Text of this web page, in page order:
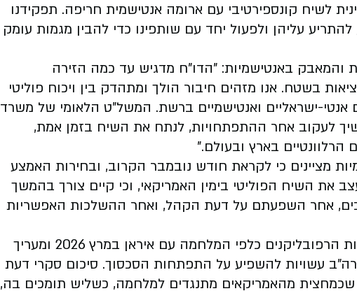
לשיח קונספירטיבי עם ארומה אנטישמית חריפה. תפקידנו
עליהן ולפעול יחד עם שותפינו כדי להבין מגמות עומק
והמאבק באנטישמיות: "הדו"ח מדגיש עד כמה הזירה
בשטח. אנו מזהים חיבור הולך ומתהדק בין ויכוח פוליטי
אנטי-ישראליים ואנטישמיים ברשת. המשל"ט הלאומי של משרד
לעקוב אחר ההתפתחויות, לנתח את השיח בזמן אמת,
הרלוונטיים בארץ ובעולם."
מציינים כי לקראת חודש נובמבר הקרוב, ובחירות האמצע
את השיח הפוליטי בימין האמריקאי, וכי קיים צורך בהמשך
אחר השפעתם על דעת הקהל, ואחר ההשלכות האפשריות
עיקר המחקר: הדו"ח מנתח את עמדות הרפובליקנים כלפי המלחמה עם איראן במרץ 2026 ומעריך
עשויות להשפיע על התפתחות הסכסוך. סיכום סקרי דעת
מהאמריקאים מתנגדים למלחמה, כשליש תומכים בה,